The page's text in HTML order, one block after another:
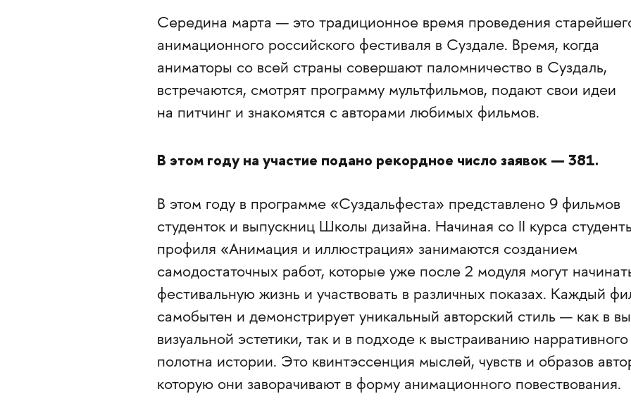
Середина марта — это традиционное время проведения
анимационного российского фестиваля в Суздале. Время, когда
аниматоры со всей страны совершают паломничество в Суздаль,
встречаются, смотрят программу мультфильмов, подают свои идеи
на питчинг и знакомятся с авторами любимых фильмов.
В этом году на участие подано рекордное число заявок — 381.
В этом году в программе «Суздальфеста» представлено 9 фильмов
студенток и выпускниц Школы дизайна. Начиная со II курса
профиля «Анимация и иллюстрация» занимаются созданием
самодостаточных работ, которые уже после 2 модуля могут
фестивальную жизнь и участвовать в различных показах. Каждый
самобытен и демонстрирует уникальный авторский стиль — как в
визуальной эстетики, так и в подходе к выстраиванию нарративного
полотна истории. Это квинтэссенция мыслей, чувств и образов
которую они заворачивают в форму анимационного повествования.